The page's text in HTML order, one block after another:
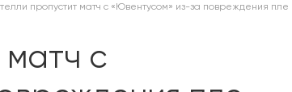
пропустит матч с «Ювентусом» из-за повреждения пле
матч с